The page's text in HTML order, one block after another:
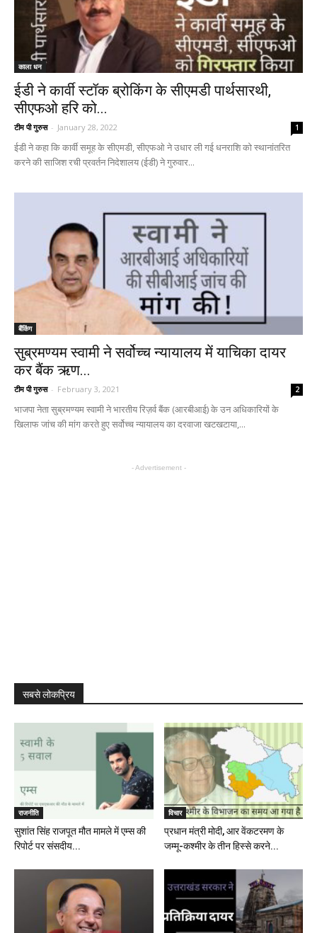
काला धन
ईडी ने कार्वी स्टॉक ब्रोकिंग के सीएमडी पार्थसारथी,
सीएफओ हरि को...
टीम पी गुरुस - January 28, 2022 1
ईडी ने कहा कि कार्वी समूह के सीएमडी, सीएफओ ने उधार ली गई धनराशि को स्थानांतरित
करने की साजिश रची प्रवर्तन निदेशालय (ईडी) ने गुरुवार...
बैंकिंग
सुब्रमण्यम स्वामी ने सर्वोच्च न्यायालय में याचिका दायर
कर बैंक ऋण...
टीम पी गुरुस - February 3, 2021 2
भाजपा नेता सुब्रमण्यम स्वामी ने भारतीय रिज़र्व बैंक (आरबीआई) के उन अधिकारियों के
खिलाफ जांच की मांग करते हुए सर्वोच्च न्यायालय का दरवाजा खटखटाया,...
- Advertisement -
सबसे लोकप्रिय
राजनीति
सुशांत सिंह राजपूत मौत मामले में एम्स की
रिपोर्ट पर संसदीय...
विचार
प्रधान मंत्री मोदी, आर वेंकटरमण के
जम्मू-कश्मीर के तीन हिस्से करने...